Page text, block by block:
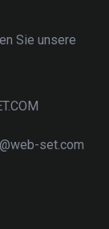
Sie unsere
set.com